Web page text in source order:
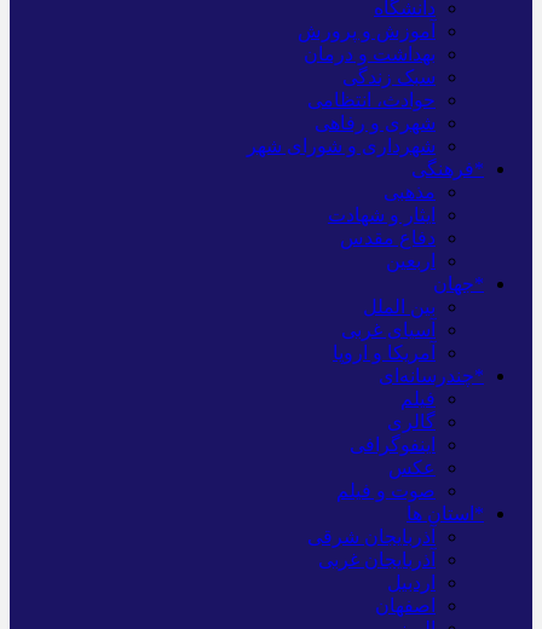
دانشگاه
آموزش و پرورش
بهداشت و درمان
سبک زندگی
حوادث، انتظامی
شهری و رفاهی
شهرداری و شورای شهر
*فرهنگی
مذهبی
ایثار و شهادت
دفاع مقدس
اربعین
*جهان
بین الملل
آسیای غربی
آمریکا و اروپا
*چندرسانه‌ای
فیلم
گالری
اینفوگرافی
عکس
صوت و فیلم
*استان ها
آذربایجان شرقی
آذربایجان غربی
اردبیل
اصفهان